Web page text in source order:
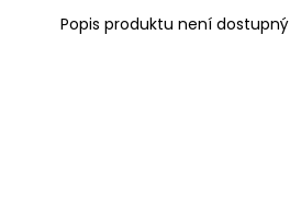
Popis produktu není dostupný